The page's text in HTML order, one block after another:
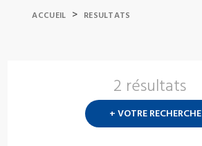
ACCUEIL > RESULTATS
2 résultats
+ VOTRE RECHERCHE